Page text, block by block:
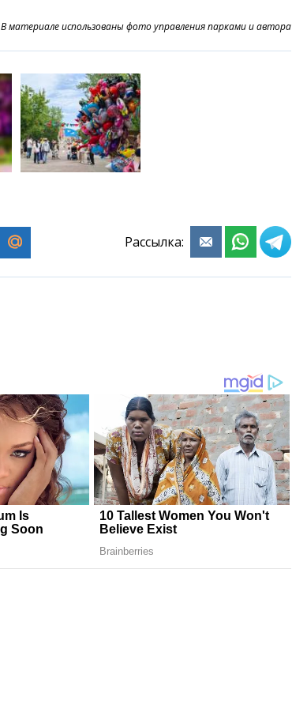
В материале использованы фото управления парками и автора
Рассылка: